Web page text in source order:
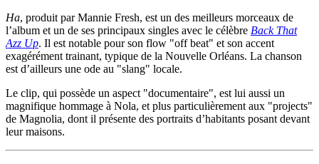
Ha, produit par Mannie Fresh, est un des meilleurs morceaux de
l’album et un de ses principaux singles avec le célèbre Back That
Azz Up. Il est notable pour son flow "off beat" et son accent
exagérément trainant, typique de la Nouvelle Orléans. La chanson
est d’ailleurs une ode au "slang" locale.
Le clip, qui possède un aspect "documentaire", est lui aussi un
magnifique hommage à Nola, et plus particulièrement aux "projects"
de Magnolia, dont il présente des portraits d’habitants posant devant
leur maisons.